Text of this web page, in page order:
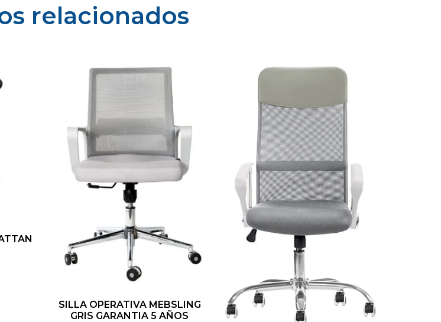
relacionados
SILLA OPERATIVA MEBSLING
GRIS GARANTIA 5 AÑOS